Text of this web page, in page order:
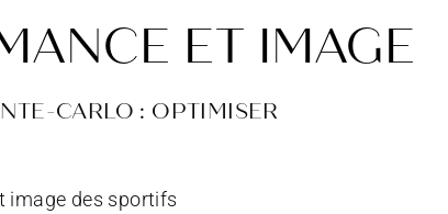
ET IMAGE
CARLO : OPTIMISER